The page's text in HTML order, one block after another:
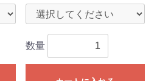
数量